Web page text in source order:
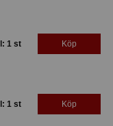
1 st Köp
1 st Köp